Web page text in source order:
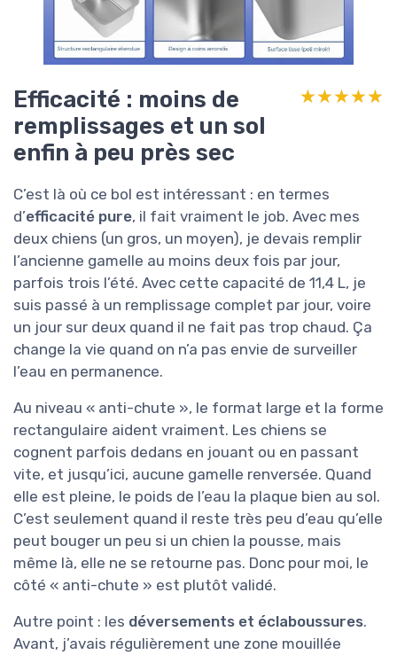
Efficacité : moins de
remplissages et un sol
enfin à peu près sec
★★★★★
★★★★★
C’est là où ce bol est intéressant : en termes
d’efficacité pure, il fait vraiment le job. Avec mes
deux chiens (un gros, un moyen), je devais remplir
l’ancienne gamelle au moins deux fois par jour,
parfois trois l’été. Avec cette capacité de 11,4 L, je
suis passé à un remplissage complet par jour, voire
un jour sur deux quand il ne fait pas trop chaud. Ça
change la vie quand on n’a pas envie de surveiller
l’eau en permanence.
Au niveau « anti-chute », le format large et la forme
rectangulaire aident vraiment. Les chiens se
cognent parfois dedans en jouant ou en passant
vite, et jusqu’ici, aucune gamelle renversée. Quand
elle est pleine, le poids de l’eau la plaque bien au sol.
C’est seulement quand il reste très peu d’eau qu’elle
peut bouger un peu si un chien la pousse, mais
même là, elle ne se retourne pas. Donc pour moi, le
côté « anti-chute » est plutôt validé.
Autre point : les déversements et éclaboussures.
Avant, j’avais régulièrement une zone mouillée